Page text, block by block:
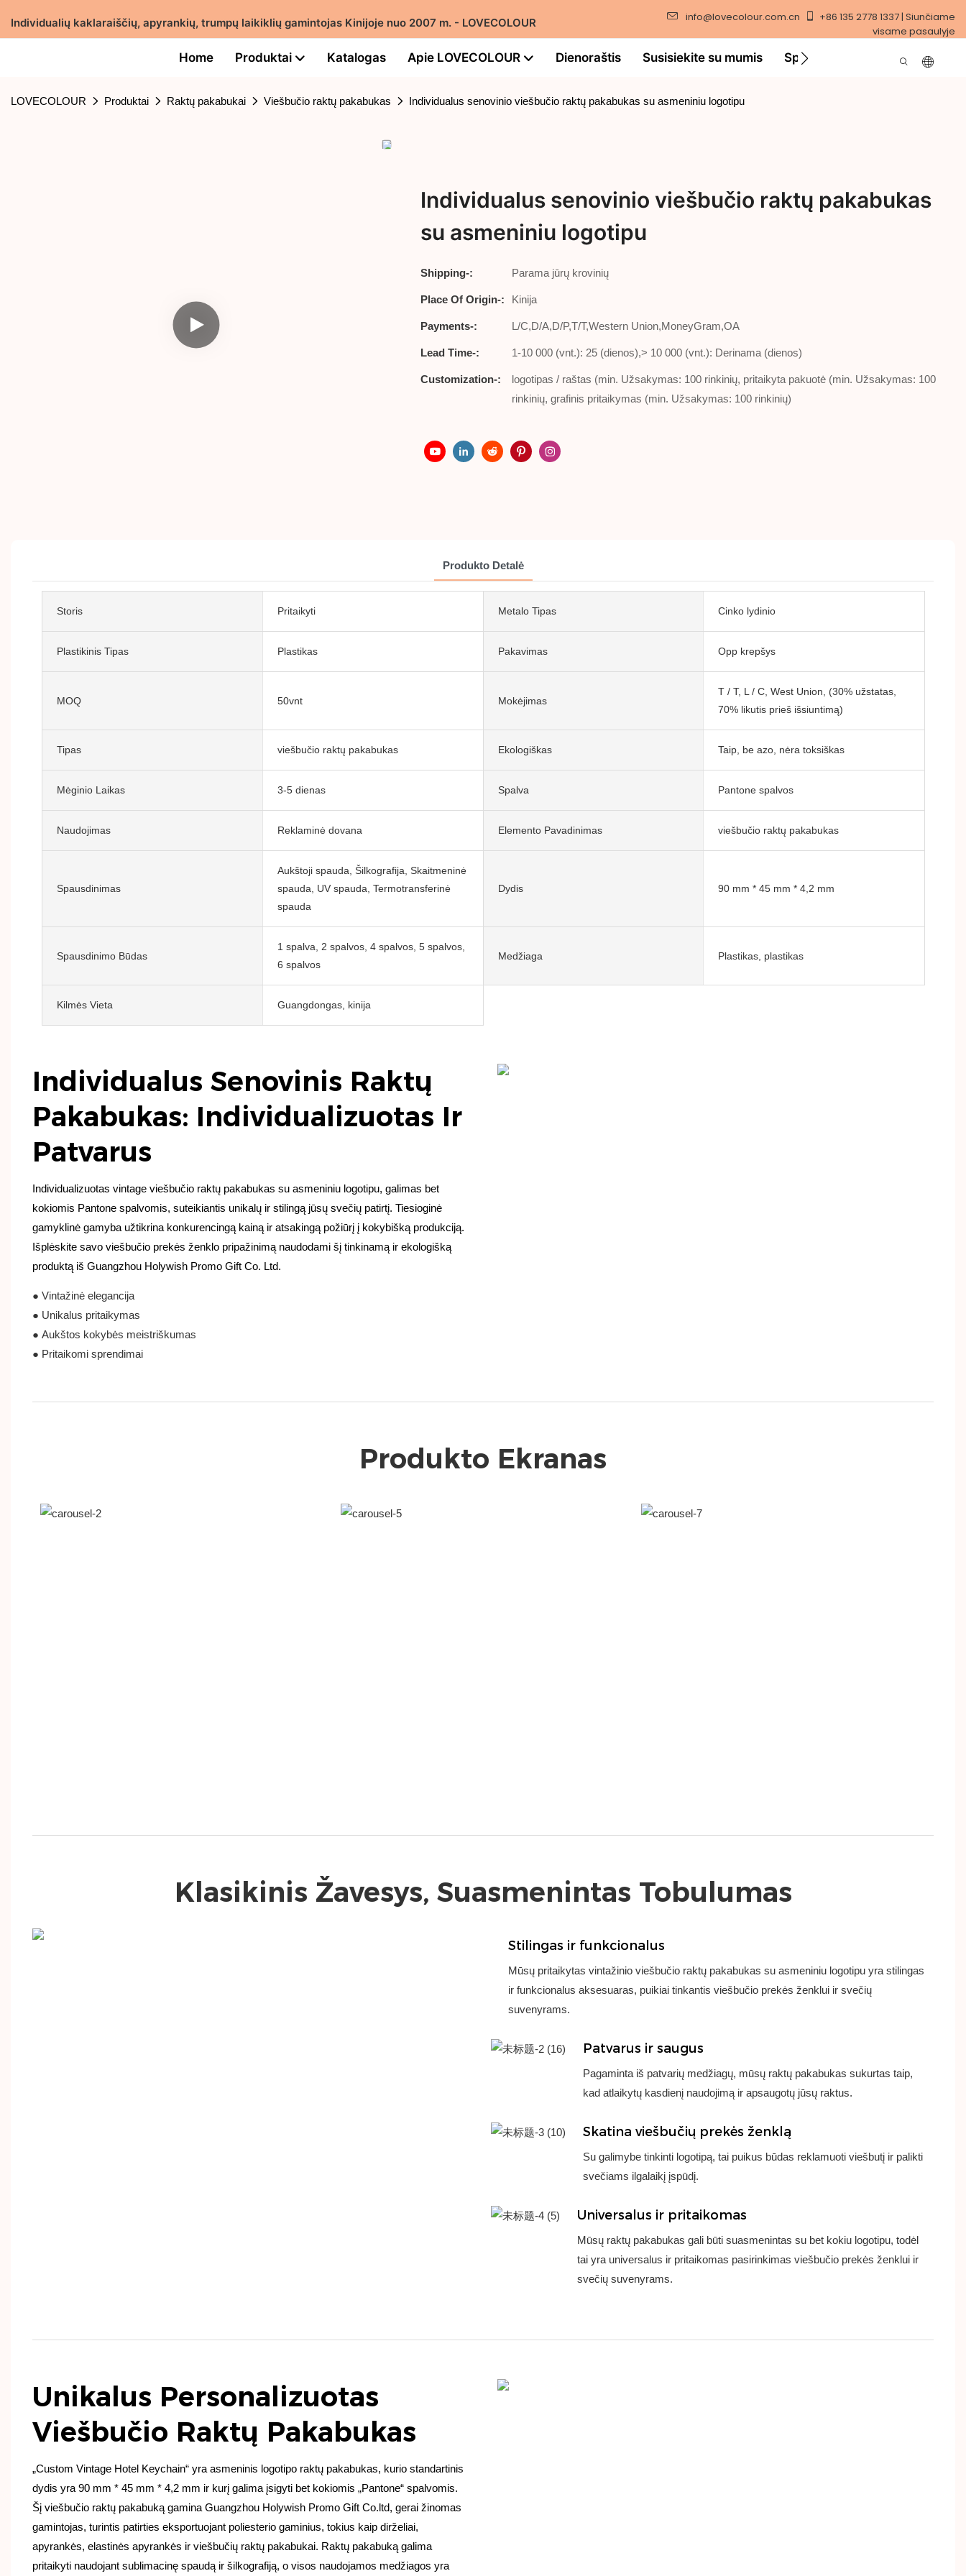
Individualių kaklaraiščių, apyrankių, trumpų laikiklių gamintojas Kinijoje nuo 2007 m. - LOVECOLOUR info@lovecolour.com.cn
+86 135 2778 1337 | Siunčiame
visame pasaulyje
Home Produktai Katalogas Apie LOVECOLOUR Dienoraštis Susisiekite su mumis Sprendimas Vaizdo
LOVECOLOUR Produktai Raktų pakabukai Viešbučio raktų pakabukas Individualus senovinio viešbučio raktų pakabukas su asmeniniu logotipu
Individualus senovinio viešbučio raktų pakabukas
su asmeniniu logotipu
Shipping-: Parama jūrų krovinių
Place Of Origin-: Kinija
Payments-: L/C,D/A,D/P,T/T,Western Union,MoneyGram,OA
Lead Time-: 1-10 000 (vnt.): 25 (dienos),> 10 000 (vnt.): Derinama (dienos)
Customization-:
logotipas / raštas (min. Užsakymas: 100 rinkinių, pritaikyta pakuotė (min. Užsakymas: 100
rinkinių, grafinis pritaikymas (min. Užsakymas: 100 rinkinių)
Produkto Detalė
Storis Pritaikyti Metalo Tipas Cinko lydinio
Plastikinis Tipas Plastikas Pakavimas Opp krepšys
MOQ 50vnt Mokėjimas
T / T, L / C, West Union, (30% užstatas,
70% likutis prieš išsiuntimą)
Tipas viešbučio raktų pakabukas Ekologiškas Taip, be azo, nėra toksiškas
Mėginio Laikas 3-5 dienas Spalva Pantone spalvos
Naudojimas Reklaminė dovana Elemento Pavadinimas viešbučio raktų pakabukas
Spausdinimas
Aukštoji spauda, ​​Šilkografija, Skaitmeninė
spauda, ​​UV spauda, ​​Termotransferinė
spauda
Dydis 90 mm * 45 mm * 4,2 mm
Spausdinimo Būdas
1 spalva, 2 spalvos, 4 spalvos, 5 spalvos,
6 spalvos
Medžiaga Plastikas, plastikas
Kilmės Vieta Guangdongas, kinija
Individualus Senovinis Raktų
Pakabukas: Individualizuotas Ir
Patvarus
Individualizuotas vintage viešbučio raktų pakabukas su asmeniniu logotipu, galimas bet
kokiomis Pantone spalvomis, suteikiantis unikalų ir stilingą jūsų svečių patirtį. Tiesioginė
gamyklinė gamyba užtikrina konkurencingą kainą ir atsakingą požiūrį į kokybišką produkciją.
Išplėskite savo viešbučio prekės ženklo pripažinimą naudodami šį tinkinamą ir ekologišką
produktą iš Guangzhou Holywish Promo Gift Co. Ltd.
● Vintažinė elegancija
● Unikalus pritaikymas
● Aukštos kokybės meistriškumas
● Pritaikomi sprendimai
Produkto Ekranas
Klasikinis Žavesys, Suasmenintas Tobulumas
Stilingas ir funkcionalus
Mūsų pritaikytas vintažinio viešbučio raktų pakabukas su asmeniniu logotipu yra stilingas
ir funkcionalus aksesuaras, puikiai tinkantis viešbučio prekės ženklui ir svečių
suvenyrams.
Patvarus ir saugus
Pagaminta iš patvarių medžiagų, mūsų raktų pakabukas sukurtas taip,
kad atlaikytų kasdienį naudojimą ir apsaugotų jūsų raktus.
Skatina viešbučių prekės ženklą
Su galimybe tinkinti logotipą, tai puikus būdas reklamuoti viešbutį ir palikti
svečiams ilgalaikį įspūdį.
Universalus ir pritaikomas
Mūsų raktų pakabukas gali būti suasmenintas su bet kokiu logotipu, todėl
tai yra universalus ir pritaikomas pasirinkimas viešbučio prekės ženklui ir
svečių suvenyrams.
Unikalus Personalizuotas
Viešbučio Raktų Pakabukas
„Custom Vintage Hotel Keychain“ yra asmeninis logotipo raktų pakabukas, kurio standartinis
dydis yra 90 mm * 45 mm * 4,2 mm ir kurį galima įsigyti bet kokiomis „Pantone“ spalvomis.
Šį viešbučio raktų pakabuką gamina Guangzhou Holywish Promo Gift Co.ltd, gerai žinomas
gamintojas, turintis patirties eksportuojant poliesterio gaminius, tokius kaip dirželiai,
apyrankės, elastinės apyrankės ir viešbučių raktų pakabukai. Raktų pakabuką galima
pritaikyti naudojant sublimacinę spaudą ir šilkografiją, o visos naudojamos medžiagos yra